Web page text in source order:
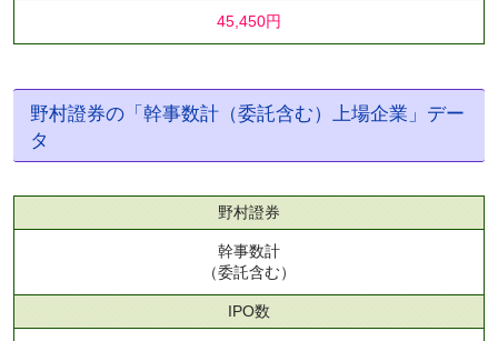
45,450円
野村證券の「幹事数計（委託含む）上場企業」デー
タ
野村證券
幹事数計
（委託含む）
IPO数